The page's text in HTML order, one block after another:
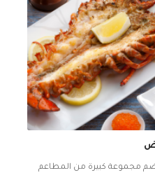
مجموعة كبيرة من المطاعم